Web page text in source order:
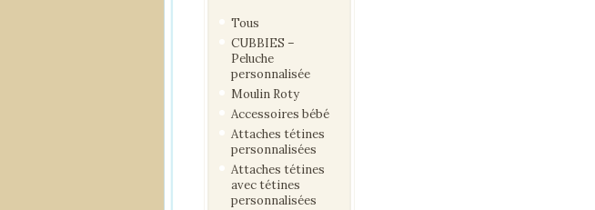
Tous
CUBBIES –
Peluche
personnalisée
Moulin Roty
Accessoires bébé
Attaches tétines
personnalisées
Attaches tétines
avec tétines
personnalisées